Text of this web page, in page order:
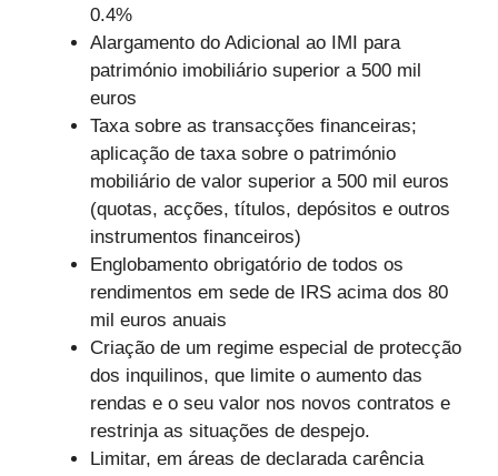
0.4%
Alargamento do Adicional ao IMI para
património imobiliário superior a 500 mil
euros
Taxa sobre as transacções financeiras;
aplicação de taxa sobre o património
mobiliário de valor superior a 500 mil euros
(quotas, acções, títulos, depósitos e outros
instrumentos financeiros)
Englobamento obrigatório de todos os
rendimentos em sede de IRS acima dos 80
mil euros anuais
Criação de um regime especial de protecção
dos inquilinos, que limite o aumento das
rendas e o seu valor nos novos contratos e
restrinja as situações de despejo.
Limitar, em áreas de declarada carência